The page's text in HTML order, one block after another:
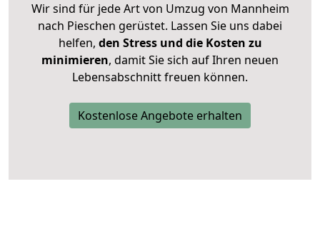
Wir sind für jede Art von Umzug von Mannheim
nach Pieschen gerüstet. Lassen Sie uns dabei
helfen, den Stress und die Kosten zu
minimieren, damit Sie sich auf Ihren neuen
Lebensabschnitt freuen können.
Kostenlose Angebote erhalten